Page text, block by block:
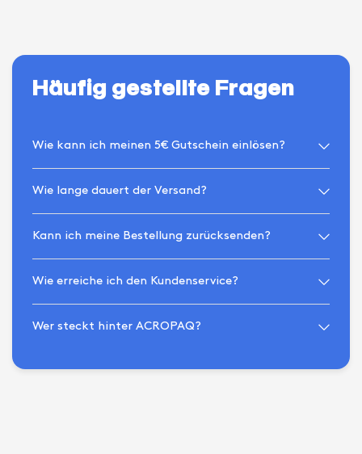
Häufig gestellte Fragen
Wie kann ich meinen 5€ Gutschein einlösen?
Wie lange dauert der Versand?
Kann ich meine Bestellung zurücksenden?
Wie erreiche ich den Kundenservice?
Wer steckt hinter ACROPAQ?